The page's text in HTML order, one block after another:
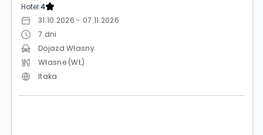
Hotel:4
31.10.2026 - 07.11.2026
7 dni
Dojazd Własny
Własne (WŁ)
Itaka